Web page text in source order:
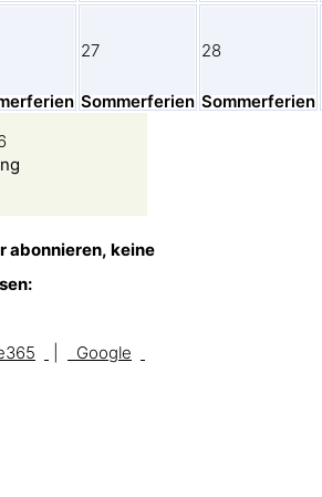
27
Sommerferien
28
Sommerferien
abonnieren, keine
Google